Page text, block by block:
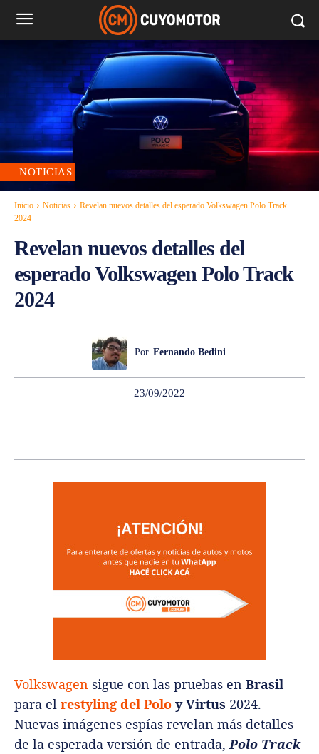
NOTICIAS
Inicio Noticias
Revelan nuevos detalles del esperado Volkswagen Polo Track
2024
Revelan nuevos detalles del
esperado Volkswagen Polo Track
2024
Por Fernando Bedini
23/09/2022
Volkswagen sigue con las pruebas en Brasil
para el restyling del Polo y Virtus 2024.
Nuevas imágenes espías revelan más detalles
de la esperada versión de entrada, Polo Track